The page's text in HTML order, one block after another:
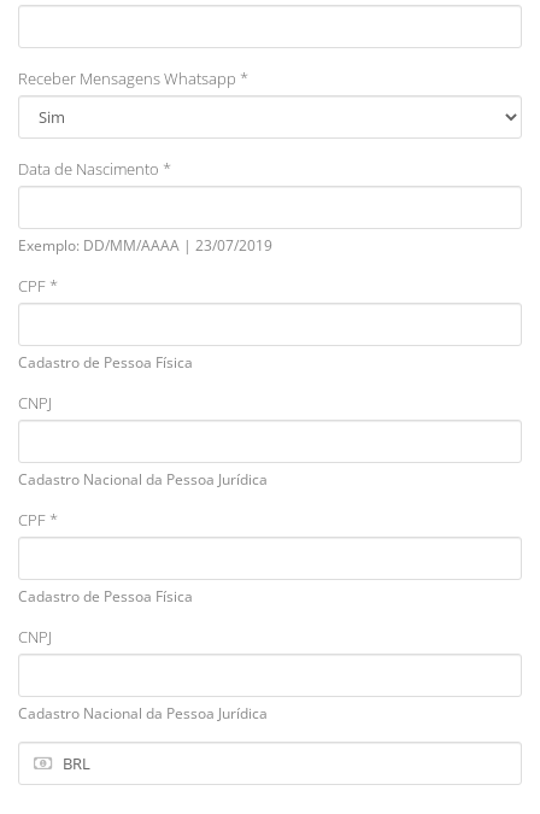
Receber Mensagens Whatsapp *
Data de Nascimento *
Exemplo: DD/MM/AAAA | 23/07/2019
CPF *
Cadastro de Pessoa Física
CNPJ
Cadastro Nacional da Pessoa Jurídica
CPF *
Cadastro de Pessoa Física
CNPJ
Cadastro Nacional da Pessoa Jurídica